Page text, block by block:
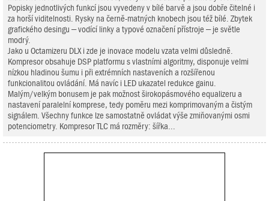
Popisky jednotlivých funkcí jsou vyvedeny v bílé barvě a jsou dobře čitelné i
za horší viditelnosti. Rysky na černě-matných knobech jsou též bílé. Zbytek
grafického desingu – vodící linky a typové označení přístroje – je světle
modrý.
Jako u Octamizeru DLX i zde je inovace modelu vzata velmi důsledně.
Kompresor obsahuje DSP platformu s vlastními algoritmy, disponuje velmi
nízkou hladinou šumu i při extrémních nastaveních a rozšířenou
funkcionalitou ovládání. Má navíc i LED ukazatel redukce gainu.
Malým/velkým bonusem je pak možnost širokopásmového equalizeru a
nastavení paralelní komprese, tedy poměru mezi komprimovaným a čistým
signálem. Všechny funkce lze samostatně ovládat výše zmiňovanými osmi
potenciometry. Kompresor TLC má rozměry: šířka...